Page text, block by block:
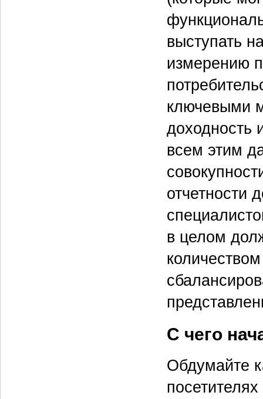
выступать
измерению
ключевыми
доходность
всем этим
отчетности
в целом
С чего
Обдумайте